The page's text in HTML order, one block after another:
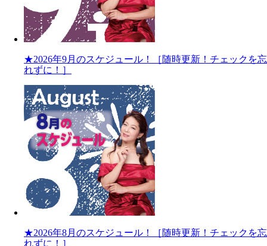
★2026年9月のスケジュール！［随時更新！チェックを忘
れずに！］
★2026年8月のスケジュール！［随時更新！チェックを忘
れずに！］